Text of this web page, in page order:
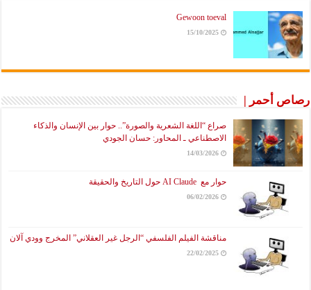
Gewoon toeval
15/10/2025
رصاص أحمر |
صراع “اللغة الشعرية والصورة”.. حوار بين الإنسان والذكاء
الاصطناعي ـ المحاور: حسان الجودي
14/03/2026
حوار مع AI Claude حول التاريخ والحقيقة
06/02/2026
مناقشة الفيلم الفلسفي “الرجل غير العقلاني” المخرج وودي آلان
22/02/2025